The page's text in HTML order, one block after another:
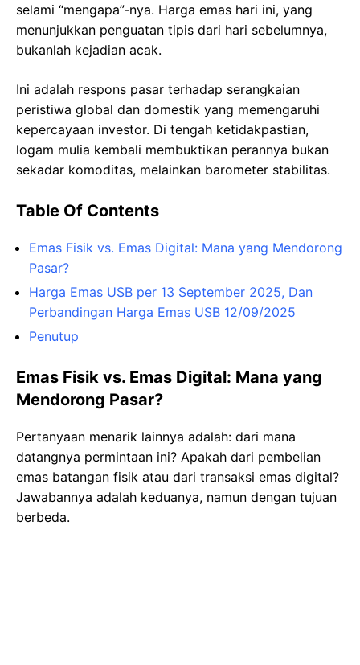
selami “mengapa”-nya. Harga emas hari ini, yang
menunjukkan penguatan tipis dari hari sebelumnya,
bukanlah kejadian acak.
Ini adalah respons pasar terhadap serangkaian
peristiwa global dan domestik yang memengaruhi
kepercayaan investor. Di tengah ketidakpastian,
logam mulia kembali membuktikan perannya bukan
sekadar komoditas, melainkan barometer stabilitas.
Table Of Contents
Emas Fisik vs. Emas Digital: Mana yang Mendorong
Pasar?
Harga Emas USB per 13 September 2025, Dan
Perbandingan Harga Emas USB 12/09/2025
Penutup
Emas Fisik vs. Emas Digital: Mana yang
Mendorong Pasar?
Pertanyaan menarik lainnya adalah: dari mana
datangnya permintaan ini? Apakah dari pembelian
emas batangan fisik atau dari transaksi emas digital?
Jawabannya adalah keduanya, namun dengan tujuan
berbeda.